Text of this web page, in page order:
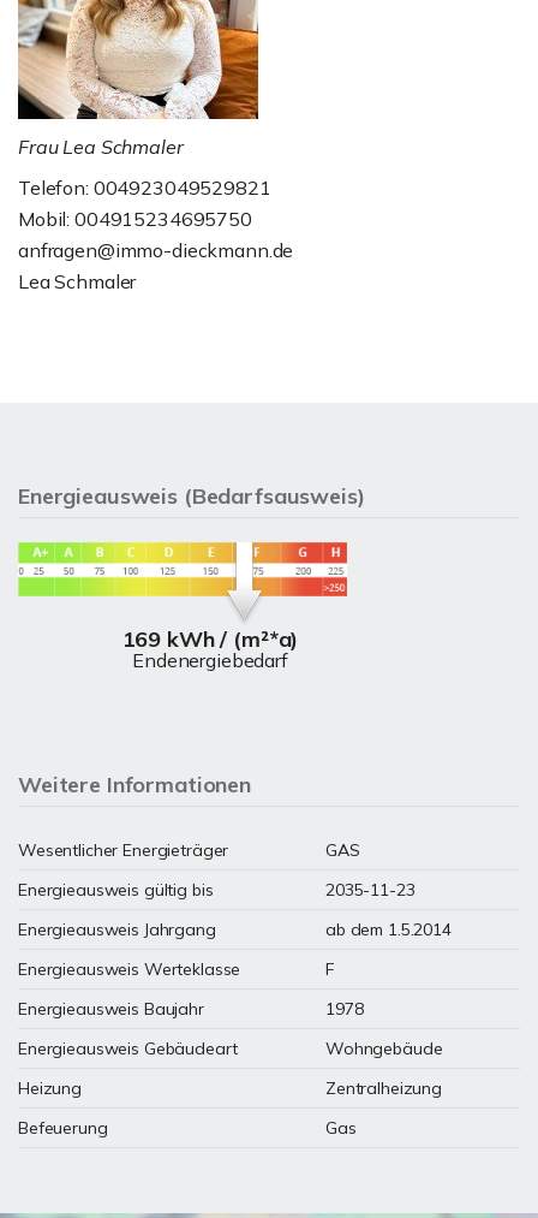
Frau Lea Schmaler
Telefon: 004923049529821
Mobil: 004915234695750
anfragen@immo-dieckmann.de
Lea Schmaler
Energieausweis (Bedarfsausweis)
169 kWh / (m²*a)
Endenergiebedarf
Weitere Informationen
Wesentlicher Energieträger
GAS
Energieausweis gültig bis
2035-11-23
Energieausweis Jahrgang
ab dem 1.5.2014
Energieausweis Werteklasse
F
Energieausweis Baujahr
1978
Energieausweis Gebäudeart
Wohngebäude
Heizung
Zentralheizung
Befeuerung
Gas